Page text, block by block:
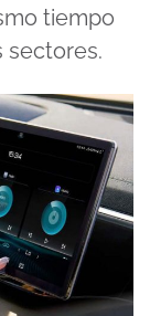
tiempo
sectores.